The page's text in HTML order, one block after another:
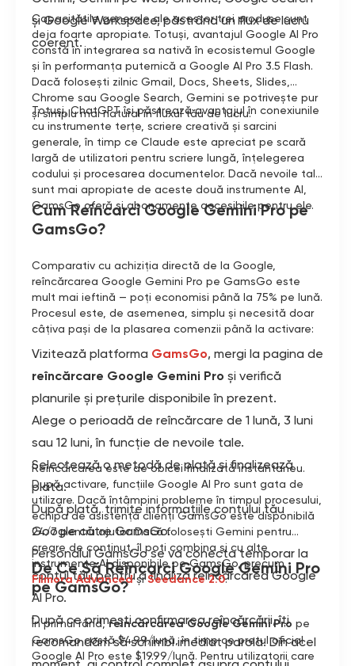
și Google Workspace, păstrând un flux de lucru
coerent.
Capacitățile generale ale acestor trei produse sunt
deja foarte apropiate. Totuși, avantajul Google AI Pro
constă în integrarea sa nativă în ecosistemul Google
și în performanța puternică a Google AI Pro 3.5 Flash.
Dacă folosești zilnic Gmail, Docs, Sheets, Slides,
Chrome sau Google Search, Gemini se potrivește pur
și simplu mai natural în fluxul tău de lucru.
Totuși, ChatGPT își păstrează avantajul în conexiunile
cu instrumente terțe, scriere creativă și sarcini
generale, în timp ce Claude este apreciat pe scară
largă de utilizatori pentru scriere lungă, înțelegerea
codului și procesarea documentelor. Dacă nevoile tale
sunt mai apropiate de aceste două instrumente AI,
GamsGo oferă și abonamente accesibile pentru ele.
Cum Reîncarci Google Gemini Pro pe
GamsGo?
Comparativ cu achiziția directă de la Google,
reîncărcarea Google Gemini Pro pe GamsGo este
mult mai ieftină — poți economisi până la 75% pe lună.
Procesul este, de asemenea, simplu și necesită doar
câțiva pași de la plasarea comenzii până la activare:
Vizitează platforma GamsGo, mergi la pagina de
reîncărcare Google Gemini Pro și verifică
planurile și prețurile disponibile în prezent.
Alege o perioadă de reîncărcare de 1 lună, 3 luni
sau 12 luni, în funcție de nevoile tale.
Selectează o metodă de plată și finalizează
plata.
După plată, trimite informațiile contului tău
Google către GamsGo.
Personalul GamsGo se va conecta temporar la
contul tău pentru a finaliza reîncărcarea Google
AI Pro.
După ce primești confirmarea reîncărcării, îți
recomandăm să schimbi imediat parola. Din acel
Reîncărcarea este de obicei finalizată instantaneu.
După activare, funcțiile Google AI Pro sunt gata de
utilizare. Dacă întâmpini probleme în timpul procesului,
echipa de asistență clienți GamsGo este disponibilă
24/7 pentru ajutor. Dacă folosești Gemini pentru
creare de conținut, îl poți combina și cu alte
instrumente AI disponibile pe GamsGo, precum
Filmora AdvancedșiSeedance 2.0.
De Ce Să Reîncarci Google Gemini Pro
pe GamsGo?
În primul rând,reîncărcarea Google Gemini Pro pe
GamsGo costă $4.99/lună, în timp ce prețul oficial
Google AI Pro este $19.99/lună. Pentru utilizatorii care